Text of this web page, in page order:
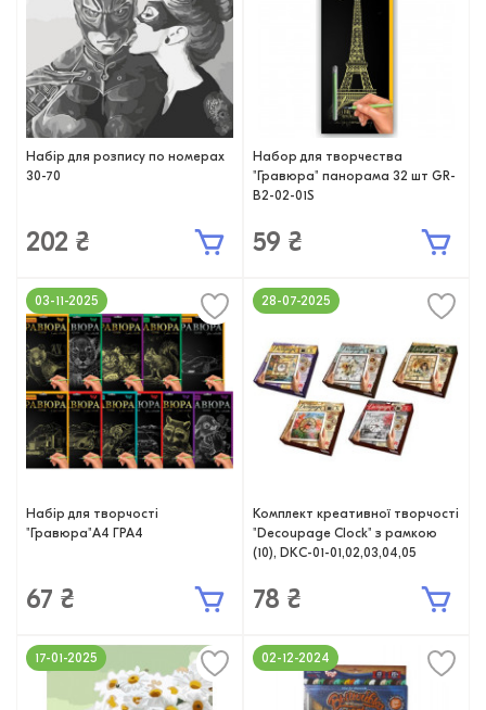
Набір для розпису по номерах
30-70
202 ₴
Набор для творчества
"Гравюра" панорама 32 шт GR-
B2-02-01S
59 ₴
Набір для творчості
"Гравюра"А4 ГРА4
67 ₴
03-11-2025
Комплект креативної творчості
"Decoupage Clock" з рамкою
(10), DKС-01-01,02,03,04,05
78 ₴
28-07-2025
17-01-2025 02-12-2024